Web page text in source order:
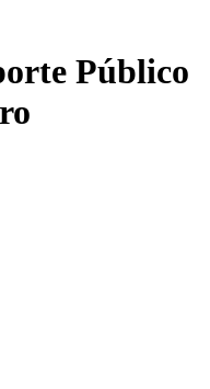
Público